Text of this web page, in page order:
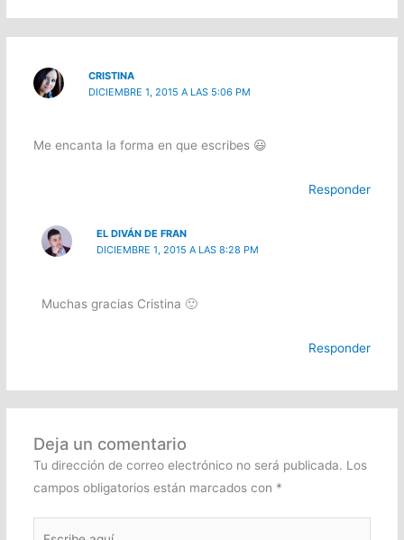
CRISTINA
DICIEMBRE 1, 2015 A LAS 5:06 PM
Me encanta la forma en que escribes 😃
Responder
EL DIVÁN DE FRAN
DICIEMBRE 1, 2015 A LAS 8:28 PM
Muchas gracias Cristina 🙂
Responder
Deja un comentario
Tu dirección de correo electrónico no será publicada. Los
campos obligatorios están marcados con *